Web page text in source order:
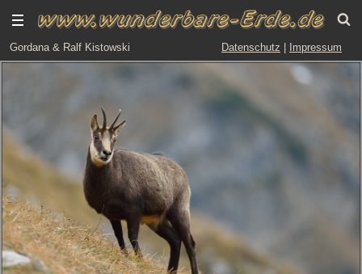
Gordana & Ralf Kistowski Datenschutz Impressum